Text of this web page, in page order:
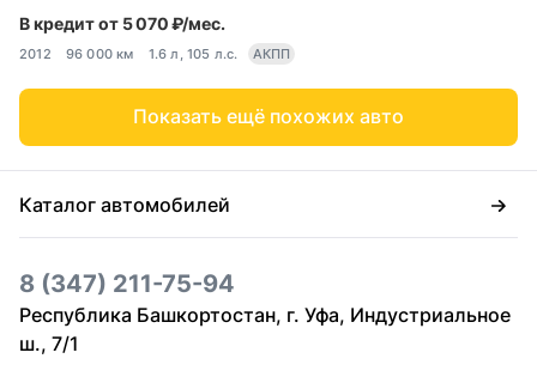
В кредит от 5 070 ₽/мес.
2012 96 000 км 1.6 л, 105 л.с. АКПП
Показать ещё похожих авто
Каталог автомобилей
8 (347) 211-75-94
Республика Башкортостан, г. Уфа, Индустриальное
ш., 7/1